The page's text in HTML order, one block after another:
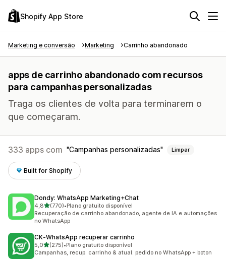
Shopify App Store
Marketing e conversão Marketing Carrinho abandonado
apps de carrinho abandonado com recursos
para campanhas personalizadas
Traga os clientes de volta para terminarem o
que começaram.
333 apps com Campanhas personalizadas Limpar
Built for Shopify
Dondy: WhatsApp Marketing+Chat
4,8de 5 estrelas
(770)
770 avaliações ao todo
•Plano gratuito disponível
Recuperação de carrinho abandonado, agente de IA e automações
no WhatsApp
CK‑WhatsApp recuperar carrinho
5,0de 5 estrelas
(275)
275 avaliações ao todo
•Plano gratuito disponível
Campanhas, recup. carrinho & atual. pedido no WhatsApp + boton